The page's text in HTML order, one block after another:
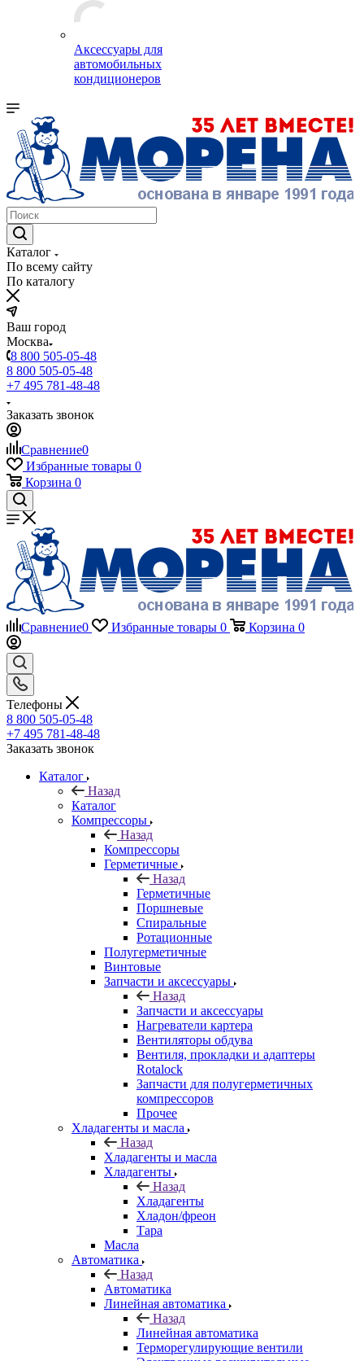
Аксессуары для
автомобильных
кондиционеров
Каталог
По всему сайту
По каталогу
Ваш город
Москва
8 800 505-05-48
8 800 505-05-48
+7 495 781-48-48
Заказать звонок
Сравнение0
Избранные товары 0
Корзина 0
Сравнение0 Избранные товары 0 Корзина 0
Телефоны
8 800 505-05-48
+7 495 781-48-48
Заказать звонок
Каталог
Назад
Каталог
Компрессоры
Назад
Компрессоры
Герметичные
Назад
Герметичные
Поршневые
Спиральные
Ротационные
Полугерметичные
Винтовые
Запчасти и аксессуары
Назад
Запчасти и аксессуары
Нагреватели картера
Вентиляторы обдува
Вентиля, прокладки и адаптеры
Rotalock
Запчасти для полугерметичных
компрессоров
Прочее
Хладагенты и масла
Назад
Хладагенты и масла
Хладагенты
Назад
Хладагенты
Хладон/фреон
Тара
Масла
Автоматика
Назад
Автоматика
Линейная автоматика
Назад
Линейная автоматика
Терморегулирующие вентили